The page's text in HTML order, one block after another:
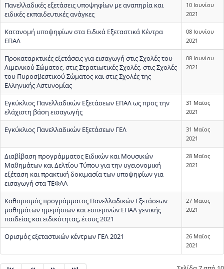
Πανελλαδικές εξετάσεις υποψηφίων με αναπηρία και
ειδικές εκπαιδευτικές ανάγκες
10 Ιουνίου
2021
Κατανομή υποψηφίων στα Ειδικά Εξεταστικά Κέντρα
ΕΠΑΛ
08 Ιουνίου
2021
Προκαταρκτικές εξετάσεις για εισαγωγή στις Σχολές του
Λιμενικού Σώματος, στις Στρατιωτικές Σχολές, στις Σχολές
του Πυροσβεστικού Σώματος και στις Σχολές της
Ελληνικής Αστυνομίας
08 Ιουνίου
2021
Εγκύκλιος Πανελλαδικών Εξετάσεων ΕΠΑΛ ως προς την
ελάχιστη βάση εισαγωγής
31 Μαϊος
2021
Εγκύκλιος Πανελλαδικών Εξετάσεων ΓΕΛ
31 Μαϊος
2021
Διαβίβαση προγράμματος Ειδικών και Μουσικών
Μαθημάτων και Δελτίου Τύπου για την υγειονομική
εξέταση και πρακτική δοκιμασία των υποψηφίων για
εισαγωγή στα ΤΕΦΑΑ
28 Μαϊος
2021
Καθορισμός προγράμματος Πανελλαδικών Εξετάσεων
μαθημάτων ημερήσιων και εσπερινών ΕΠΑΛ γενικής
παιδείας και ειδικότητας, έτους 2021
27 Μαϊος
2021
Ορισμός εξεταστικών κέντρων ΓΕΛ 2021
26 Μαϊος
2021